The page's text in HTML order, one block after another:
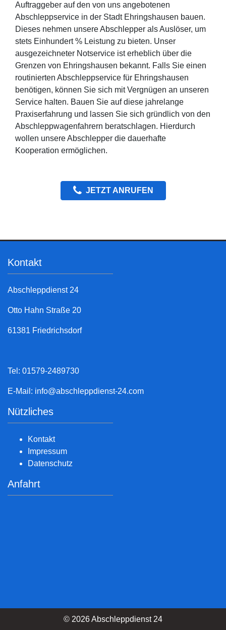
Auftraggeber auf den von uns angebotenen
Abschleppservice in der Stadt Ehringshausen bauen.
Dieses nehmen unsere Abschlepper als Auslöser, um
stets Einhundert % Leistung zu bieten. Unser
ausgezeichneter Notservice ist erheblich über die
Grenzen von Ehringshausen bekannt. Falls Sie einen
routinierten Abschleppservice für Ehringshausen
benötigen, können Sie sich mit Vergnügen an unseren
Service halten. Bauen Sie auf diese jahrelange
Praxiserfahrung und lassen Sie sich gründlich von den
Abschleppwagenfahrern beratschlagen. Hierdurch
wollen unsere Abschlepper die dauerhafte
Kooperation ermöglichen.
JETZT ANRUFEN
Kontakt
Abschleppdienst 24
Otto Hahn Straße 20
61381 Friedrichsdorf
Tel: 01579-2489730
E-Mail: info@abschleppdienst-24.com
Nützliches
Kontakt
Impressum
Datenschutz
Anfahrt
© 2026 Abschleppdienst 24